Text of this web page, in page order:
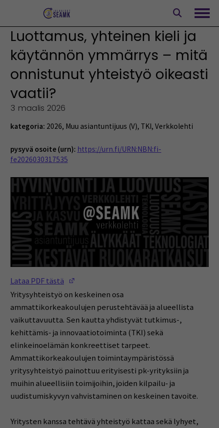
Luottamus, yhteinen kieli ja
käytännön ymmärrys – mitä
onnistunut yhteistyö oikeasti
vaatii?
3 maalis 2026
kategoria: 2026, Muu asiantuntijuus (V), TKI, Verkkolehti
pysyvä osoite (urn): https://urn.fi/URN:NBN:fi-
fe2026030317535
Lataa PDF tästä
Yritysyhteistyö on keskeinen osa
ammattikorkeakoulujen perustehtävää ja alueellista
vaikuttavuutta. Sen kautta yhdistyvät tutkimus-,
kehittämis- ja innovaatiotoiminta (TKI) sekä
elinkeinoelämän konkreettiset tarpeet.
Ammattikorkeakoulujen toimintaympäristössä
yritysyhteistyö painottuu erityisesti pk-yrityksiin ja
muihin alueellisiin toimijoihin, joiden kilpailu- ja
uudistumiskyvyn vahvistaminen on keskeinen tavoite.
Yritysten kanssa tehtävä yhteistyö kattaa sekä lyhyet,